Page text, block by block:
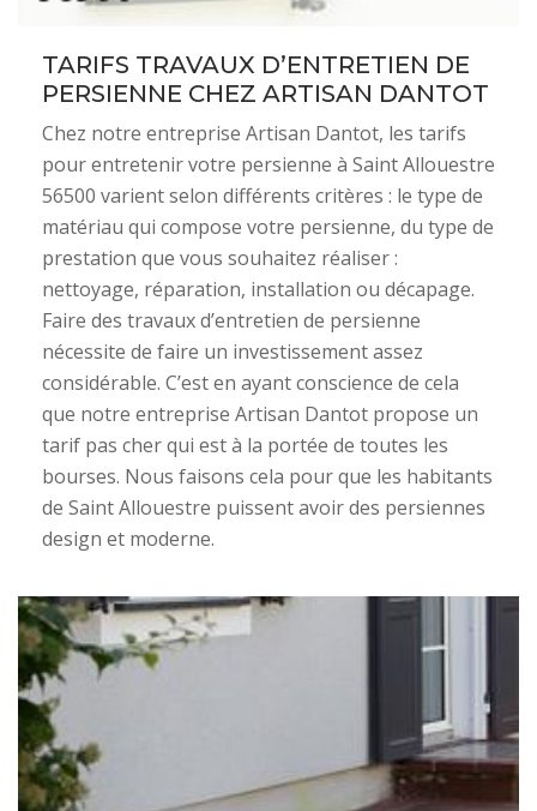
TARIFS TRAVAUX D’ENTRETIEN DE
PERSIENNE CHEZ ARTISAN DANTOT
Chez notre entreprise Artisan Dantot, les tarifs
pour entretenir votre persienne à Saint Allouestre
56500 varient selon différents critères : le type de
matériau qui compose votre persienne, du type de
prestation que vous souhaitez réaliser :
nettoyage, réparation, installation ou décapage.
Faire des travaux d’entretien de persienne
nécessite de faire un investissement assez
considérable. C’est en ayant conscience de cela
que notre entreprise Artisan Dantot propose un
tarif pas cher qui est à la portée de toutes les
bourses. Nous faisons cela pour que les habitants
de Saint Allouestre puissent avoir des persiennes
design et moderne.